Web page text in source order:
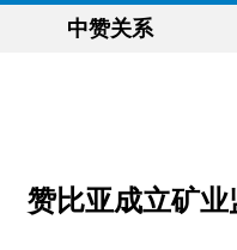
中赞关系
赞比亚成立矿